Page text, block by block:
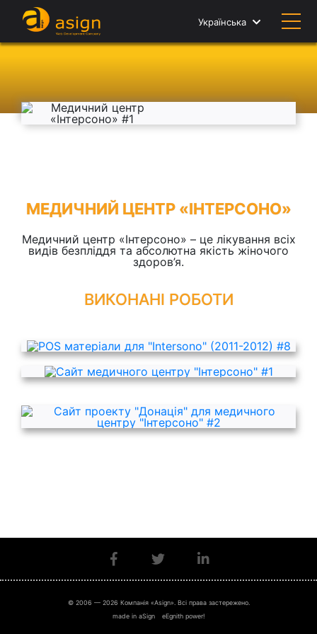
Українська
МЕДИЧНИЙ ЦЕНТР «ІНТЕРСОНО»
Медичний центр «Інтерсоно» – це лікування всіх
видів безпліддя та абсолютна якість жіночого
здоров’я.
ВИКОНАНІ РОБОТИ
© 2006 — 2026 Компанія «Asign». Всі права застережено.
made in aSign
eEgnith power!